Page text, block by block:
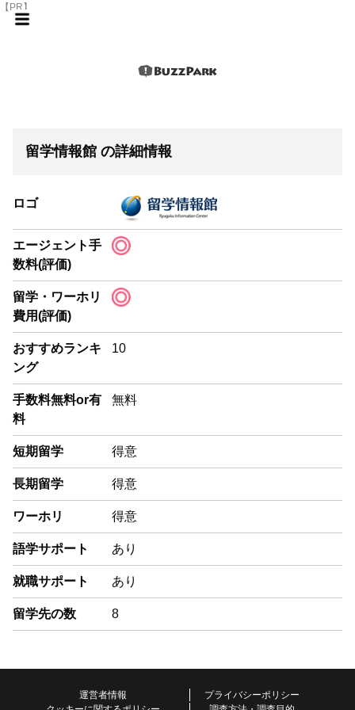
【PR】
留学情報館 の詳細情報
ロゴ
エージェント手
数料(評価)
留学・ワーホリ
費用(評価)
おすすめランキ
ング
10
手数料無料or有
料
無料
短期留学 得意
長期留学 得意
ワーホリ 得意
語学サポート あり
就職サポート あり
留学先の数 8
運営者情報
プライバシーポリシー